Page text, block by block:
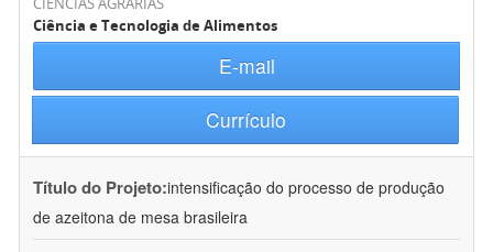
Ciência e Tecnologia de Alimentos
E-mail
Currículo
Título do Projeto:intensificação do processo de produção
de azeitona de mesa brasileira